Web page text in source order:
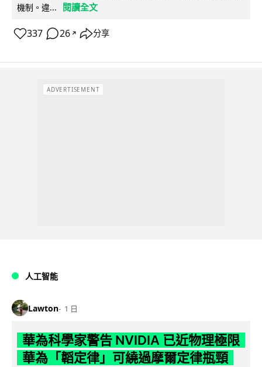
機制。違...
閱讀全文
337 26 ↗ 分享
ADVERTISEMENT
人工智能
Lawton 1 日
華為科學家警告 NVIDIA 已近物理極限
華為「韜定律」可繞過摩爾定律瓶頸